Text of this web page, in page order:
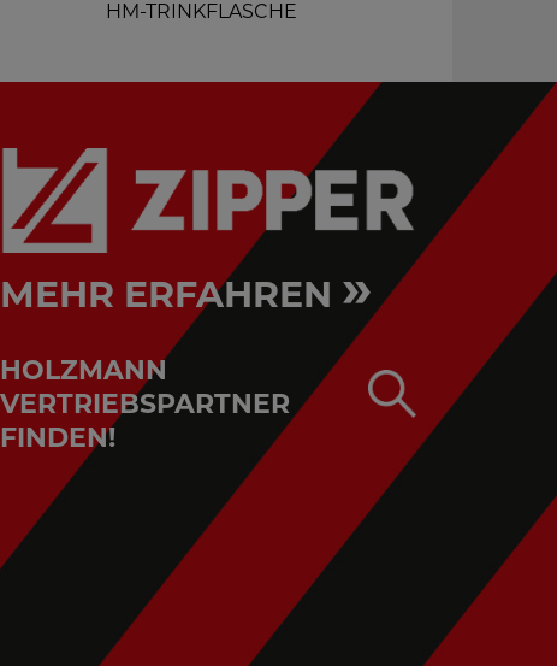
HM-TRINKFLASCHE
MEHR ERFAHREN »
HOLZMANN
VERTRIEBSPARTNER
FINDEN!